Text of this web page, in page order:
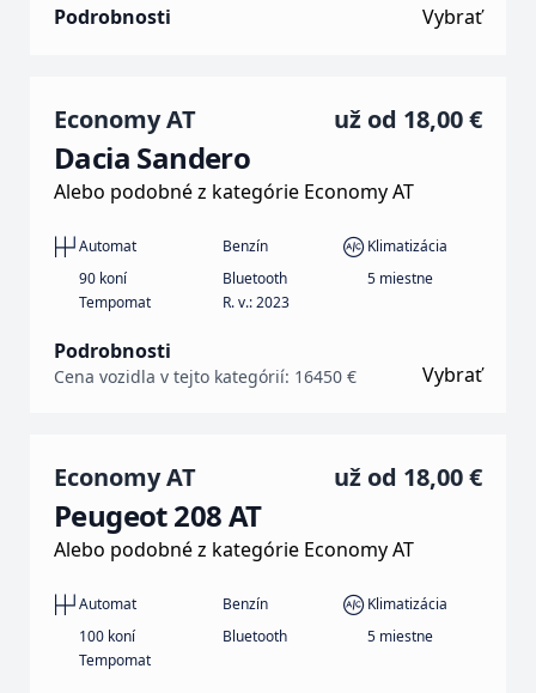
Podrobnosti Vybrať
Economy AT už od 18,00 €
Dacia Sandero
Alebo podobné z kategórie Economy AT
Automat Benzín
Klimatizácia
90 koní
Bluetooth
5 miestne
Tempomat
R. v.: 2023
Podrobnosti
Cena vozidla v tejto kategórií: 16450 € Vybrať
Economy AT už od 18,00 €
Peugeot 208 AT
Alebo podobné z kategórie Economy AT
Automat Benzín
Klimatizácia
100 koní
Bluetooth
5 miestne
Tempomat